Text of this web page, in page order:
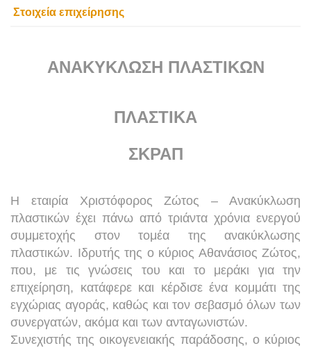
Στοιχεία επιχείρησης
ΑΝΑΚΥΚΛΩΣΗ ΠΛΑΣΤΙΚΩΝ
ΠΛΑΣΤΙΚΑ
ΣΚΡΑΠ
Η εταιρία Χριστόφορος Ζώτος – Ανακύκλωση
πλαστικών έχει πάνω από τριάντα χρόνια ενεργού
συμμετοχής στον τομέα της ανακύκλωσης
πλαστικών. Ιδρυτής της ο κύριος Αθανάσιος Ζώτος,
που, με τις γνώσεις του και το μεράκι για την
επιχείρηση, κατάφερε και κέρδισε ένα κομμάτι της
εγχώριας αγοράς, καθώς και τον σεβασμό όλων των
συνεργατών, ακόμα και των ανταγωνιστών.
Συνεχιστής της οικογενειακής παράδοσης, ο κύριος